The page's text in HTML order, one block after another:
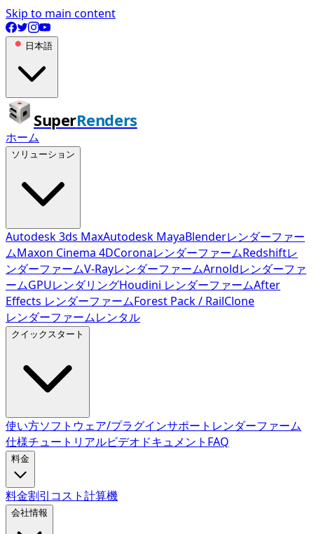
Skip to main content
日本語
SuperRenders
ホーム
ソリューション
Autodesk 3ds MaxAutodesk MayaBlenderレンダーファー
ムMaxon Cinema 4DCoronaレンダーファームRedshiftレ
ンダーファームV-RayレンダーファームArnoldレンダーファ
ームGPUレンダリングHoudini レンダーファームAfter
Effects レンダーファームForest Pack / RailClone
レンダーファームレンタル
クイックスタート
使い方ソフトウェア/プラグインサポート レンダーファーム
仕様チュートリアルビデオ ドキュメント FAQ
料金
料金割引 コスト計算機
会社情報